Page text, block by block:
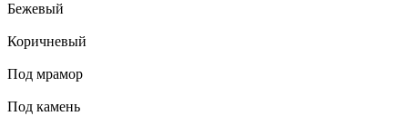
Бежевый
Коричневый
Под мрамор
Под камень